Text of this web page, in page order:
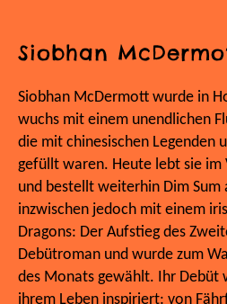
Siobhan
Siobhan McDermott wurde in
wuchs mit einem unendlichen
die mit chinesischen Legenden
gefüllt waren. Heute lebt sie im
und bestellt weiterhin Dim Sum
inzwischen jedoch mit einem
Dragons: Der Aufstieg des
Debütroman und wurde zum
des Monats gewählt. Ihr Debüt
ihrem Leben inspiriert: von